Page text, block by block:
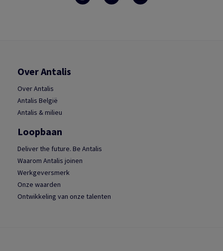
Over Antalis
Over Antalis
Antalis België
Antalis & milieu
Loopbaan
Deliver the future. Be Antalis
Waarom Antalis joinen
Werkgeversmerk
Onze waarden
Ontwikkeling van onze talenten